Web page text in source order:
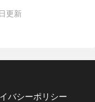
更新
バシーポリシー